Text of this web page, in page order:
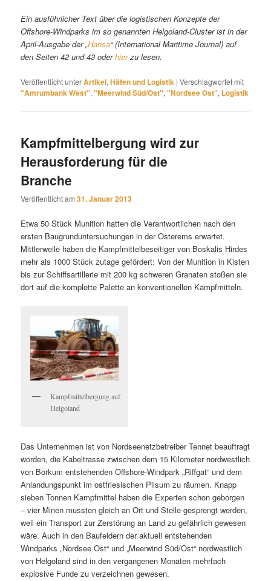
Ein ausführlicher Text über die logistischen Konzepte der
Offshore-Windparks im so genannten Helgoland-Cluster ist in der
April-Ausgabe der „Hansa“ (International Maritime Journal) auf
den Seiten 42 und 43 oderhierzu lesen.
Veröffentlicht unterArtikel,Häfen und Logistik |Verschlagwortet mit
"Amrumbank West","Meerwind Süd/Ost","Nordsee Ost", Logistik
Kampfmittelbergung wird zur
Herausforderung für die
Branche
Veröffentlicht am31. Januar 2013
Etwa 50 Stück Munition hatten die Verantwortlichen nach den
ersten Baugrunduntersuchungen in der Osterems erwartet.
Mittlerweile haben die Kampfmittelbeseitiger von Boskalis Hirdes
mehr als 1000 Stück zutage gefördert: Von der Munition in Kisten
bis zur Schiffsartillerie mit 200 kg schweren Granaten stoßen sie
dort auf die komplette Palette an konventionellen Kampfmitteln.
Kampfmittelbergung auf
Helgoland
Das Unternehmen ist von Nordseenetzbetreiber Tennet beauftragt
worden, die Kabeltrasse zwischen dem 15 Kilometer nordwestlich
von Borkum entstehenden Offshore-Windpark „Riffgat“ und dem
Anlandungspunkt im ostfriesischen Pilsum zu räumen. Knapp
sieben Tonnen Kampfmittel haben die Experten schon geborgen
– vier Minen mussten gleich an Ort und Stelle gesprengt werden,
weil ein Transport zur Zerstörung an Land zu gefährlich gewesen
wäre. Auch in den Baufeldern der aktuell entstehenden
Windparks „Nordsee Ost“ und „Meerwind Süd/Ost“ nordwestlich
von Helgoland sind in den vergangenen Monaten mehrfach
explosive Funde zu verzeichnen gewesen.